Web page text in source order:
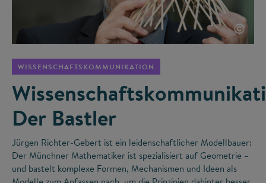
©
WISSENSCHAFTSKOMMUNIKATION
Der Bastler
Jürgen Richter-Gebert ist ein leidenschaftlicher Modellbauer:
Der Münchner Mathematiker ist spezialisiert auf Geometrie –
und bastelt komplexe Formen, Mechanismen und Ideen als